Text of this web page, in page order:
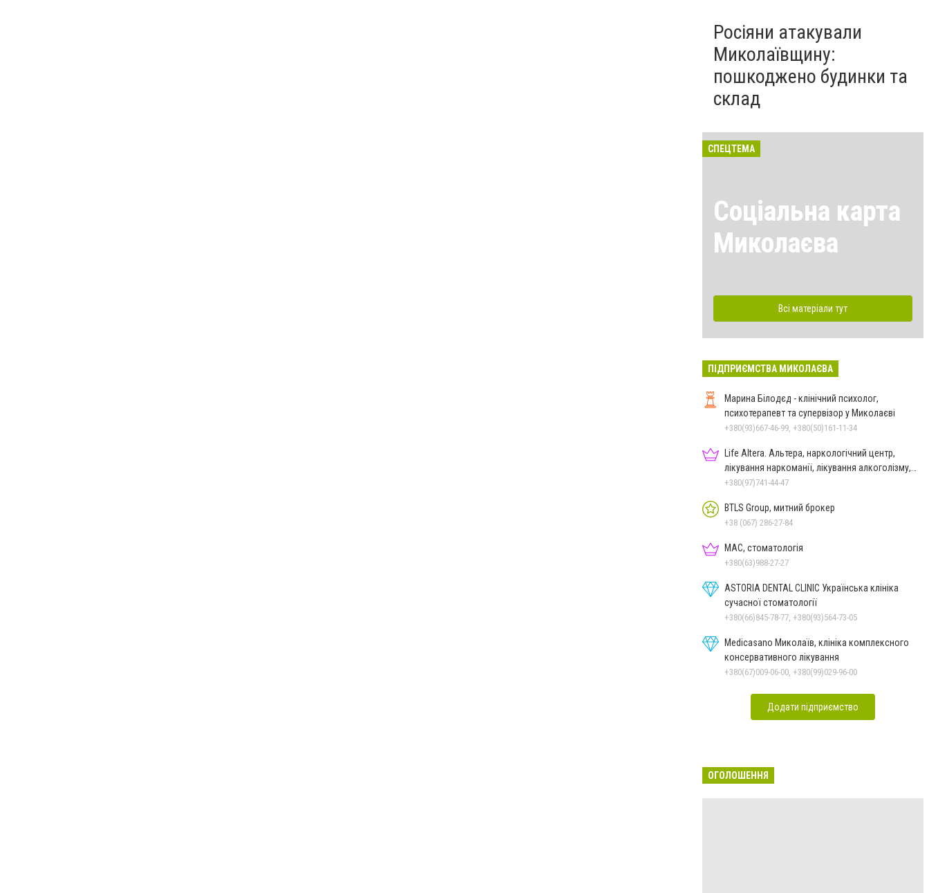
Росіяни атакували
Миколаївщину:
пошкоджено будинки та
склад
СПЕЦТЕМА
Соціальна карта
Миколаєва
Всі матеріали тут
ПІДПРИЄМСТВА МИКОЛАЄВА
Марина Білодєд - клінічний психолог,
психотерапевт та супервізор у Миколаєві
+380(93)667-46-99, +380(50)161-11-34
Life Altera. Альтера, наркологічний центр,
лікування наркоманії, лікування алкоголізму,
зняття ломки
+380(97)741-44-47
BTLS Group, митний брокер
+38 (067) 286-27-84
МАС, стоматологія
+380(63)988-27-27
ASTORIA DENTAL CLINIC Українська клініка
сучасної стоматології
+380(66)845-78-77, +380(93)564-73-05
Medicasano Миколаїв, клініка комплексного
консервативного лікування
+380(67)009-06-00, +380(99)029-96-00
Додати підприємство
ОГОЛОШЕННЯ